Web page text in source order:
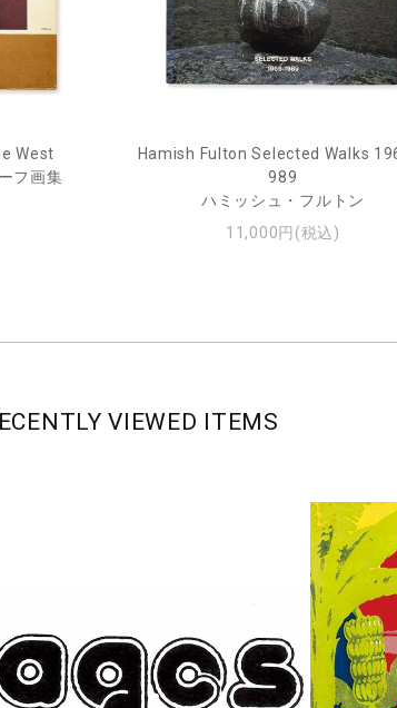
West
フ画集
Hamish Fulton Selected Walks
989
ハミッシュ・フルトン
11,000円(税込)
VIEWED ITEMS